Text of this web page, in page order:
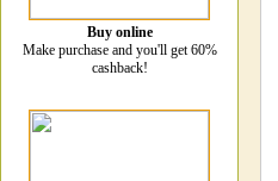
Buy online
Make purchase and you'll get 60%
cashback!